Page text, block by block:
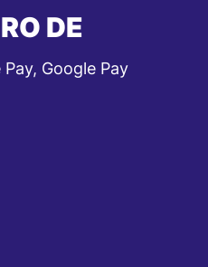
DE
Google Pay